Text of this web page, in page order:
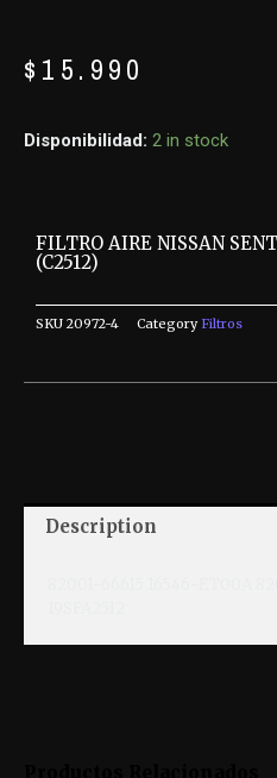
$ 15.990
Disponibilidad: 2 in stock
FILTRO AIRE NISSAN
(C2512)
SKU 20972-4 Category Filtros
Description